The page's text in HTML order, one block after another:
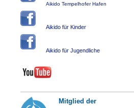
Aikido Tempelhofer Hafen
Aikido für Kinder
Aikido für Jugendliche
Mitglied der